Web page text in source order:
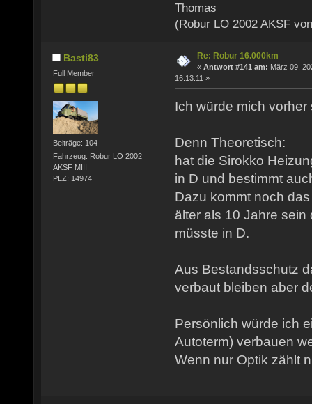
Thomas
(Robur LO 2002 AKSF
Basti83
Full Member
Beiträge: 104
Fahrzeug: Robur LO 2002
AKSF MIII
PLZ: 14974
Re: Robur 16.000km
« Antwort #141 am: März 09,
16:13:11 »
Ich würde mich
Denn Theoretisch:
hat die Sirokko
in D und bestimmt
Dazu kommt noch
älter als 10 Jahre
müsste in D.
Aus Bestandsschutz
verbaut bleiben aber
Persönlich würde ich
Autoterm) verbauen
Wenn nur Optik zählt